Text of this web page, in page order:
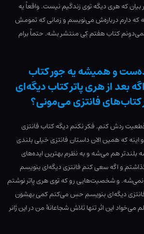
بیان که هری دیگه توی زندگیم نیست. واقعاً یه
چون تاحالا ۱۵ ساله که دارم درباره‌ش می‌نویسم و زمانی که تمومش
نمی‌دونم کتاب هفتم کِی منتشر بشه. حتماً برام
و همیشه یه جور کتاب
بعد از هری پاتر کتاب دیگه‌ای
کتاب‌های فانتزی می‌مونی؟
ردش کنم. فکر نکنم دیگه کتاب فانتزی
که همین الان داستان فانتزی خیلی بلندی
بلندتر هم می‌شه و به نظرم بهترین ایده‌های
گذاشتم و اگه سعی کنم فانتزی دیگه‌ای بنویسم
و شخصیت‌هایی رو که توی هری پاتر نوشتم
دیگه‌ای بنویسم حس می‌کنم کمی بهشون
این اثر تنها تلاش شجاعانۀ من در این ژانر